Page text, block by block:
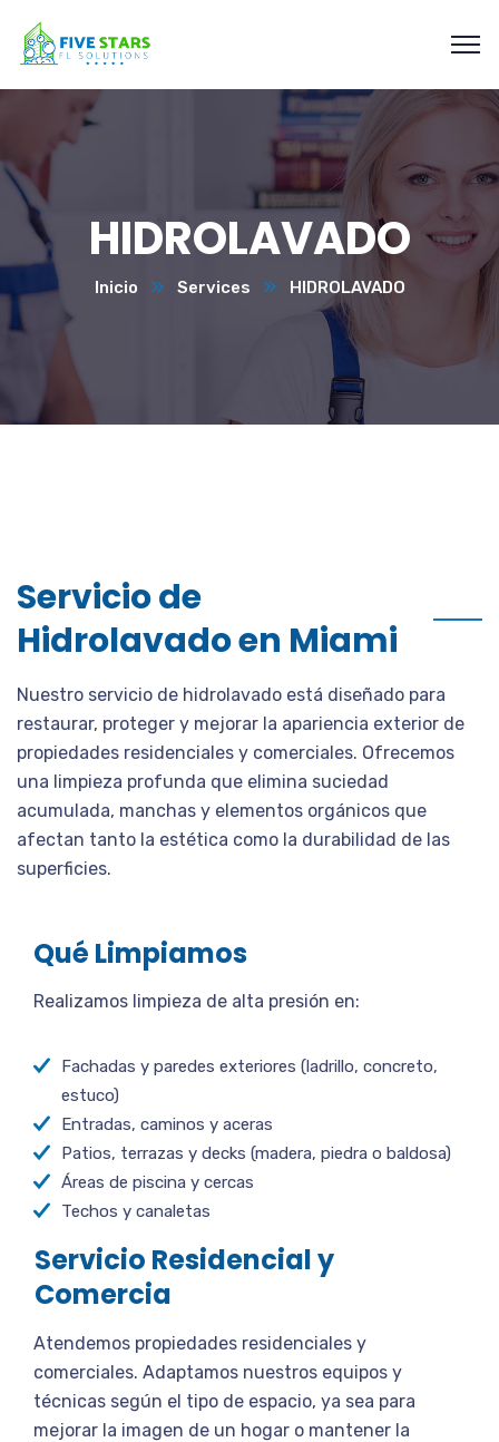
HIDROLAVADO
Inicio Services HIDROLAVADO
Servicio de
Hidrolavado en Miami
Nuestro servicio de hidrolavado está diseñado para
restaurar, proteger y mejorar la apariencia exterior de
propiedades residenciales y comerciales. Ofrecemos
una limpieza profunda que elimina suciedad
acumulada, manchas y elementos orgánicos que
afectan tanto la estética como la durabilidad de las
superficies.
Qué Limpiamos
Realizamos limpieza de alta presión en:
Fachadas y paredes exteriores (ladrillo, concreto,
estuco)
Entradas, caminos y aceras
Patios, terrazas y decks (madera, piedra o baldosa)
Áreas de piscina y cercas
Techos y canaletas
Servicio Residencial y
Comercia
Atendemos propiedades residenciales y
comerciales. Adaptamos nuestros equipos y
técnicas según el tipo de espacio, ya sea para
mejorar la imagen de un hogar o mantener la